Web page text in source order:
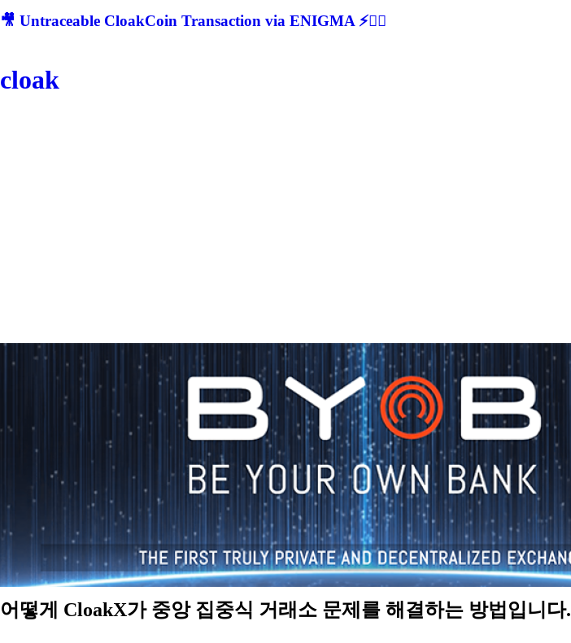
🎥 Untraceable CloakCoin Transaction via ENIGMA ⚡🕵‍♂
cloak
어떻게 CloakX가 중앙 집중식 거래소 문제를 해결하는 방법입니다.